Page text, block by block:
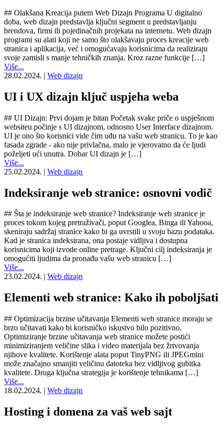
## Olakšana Kreacija putem Web Dizajn Programa U digitalno
doba, web dizajn predstavlja ključni segment u predstavljanju
brendova, firmi ili pojedinačnih projekata na internetu. Web dizajn
programi su alati koji ne samo što olakšavaju proces kreacije web
stranica i aplikacija, već i omogućavaju korisnicima da realiziraju
svoje zamisli s manje tehničkih znanja. Kroz razne funkcije […]
Više...
28.02.2024. | Web dizajn
UI i UX dizajn ključ uspjeha weba
## UI Dizajn: Prvi dojam je bitan Početak svake priče o uspješnom
websiteu počinje s UI dizajnom, odnosno User Interface dizajnom.
UI je ono što korisnici vide čim uđu na vašu web stranicu. To je kao
fasada zgrade - ako nije privlačna, malo je vjerovatno da će ljudi
poželjeti ući unutra. Dobar UI dizajn je […]
Više...
25.02.2024. | Web dizajn
Indeksiranje web stranice: osnovni vodič
## Šta je indeksiranje web stranice? Indeksiranje web stranice je
proces tokom kojeg pretraživači, poput Googlea, Binga ili Yahooa,
skeniraju sadržaj stranice kako bi ga uvrstili u svoju bazu podataka.
Kad je stranica indeksirana, ona postaje vidljiva i dostupna
korisnicima koji izvode online pretrage. Ključni cilj indeksiranja je
omogućiti ljudima da pronađu vašu web stranicu […]
Više...
23.02.2024. | Web dizajn
Elementi web stranice: Kako ih poboljšati
## Optimizacija brzine učitavanja Elementi web stranice moraju se
brzo učitavati kako bi korisničko iskustvo bilo pozitivno.
Optimiziranje brzine učitavanja web stranice možete postići
minimiziranjem veličine slika i video materijala bez žrtvovanja
njihove kvalitete. Korištenje alata poput TinyPNG ili JPEGmini
može značajno smanjiti veličinu datoteka bez vidljivog gubitka
kvalitete. Druga ključna strategija je korištenje tehnikama […]
Više...
18.02.2024. | Web dizajn
Hosting i domena za vaš web sajt